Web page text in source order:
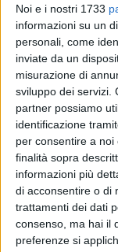
Noi e i nostri 1733
informazioni su un
personali, come
inviate da un
misurazione di
sviluppo dei servizi.
partner possiamo
identificazione
per consentire a
finalità sopra
informazioni più
di acconsentire o di
trattamenti dei dati
consenso, ma hai il
preferenze si
2